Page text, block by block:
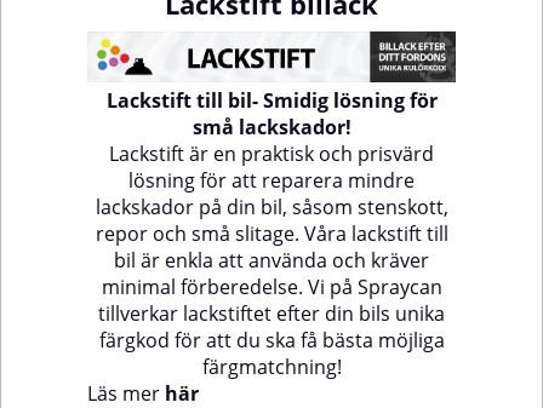
Lackstift till bil- Smidig lösning för
små lackskador!
Lackstift är en praktisk och prisvärd
lösning för att reparera mindre
lackskador på din bil, såsom stenskott,
repor och små slitage. Våra lackstift till
bil är enkla att använda och kräver
minimal förberedelse. Vi på Spraycan
tillverkar lackstiftet efter din bils unika
färgkod för att du ska få bästa möjliga
färgmatchning!
Läs mer här